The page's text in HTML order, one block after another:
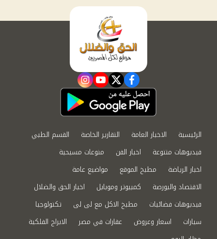
facebook
twitter
youtube
instagram
الرئيسية الاخبار العامة التقارير الخاصة
القسم الطبي
فيديوهات متنوعة
اخبار الفن
منوعات مسيحية
اخبار الرياضة
مطبخ الموقع
مواضيع عامة
الاقتصاد والبورصة
كمبيوتر وموبايل
اخبار الحق والضلال
فيديوهات فضائيات
مطبخ الاكل مع لى لى
تكنولوجيا
سيارات
اسعار وعروض عقارات في مصر
الابراج الفلكية